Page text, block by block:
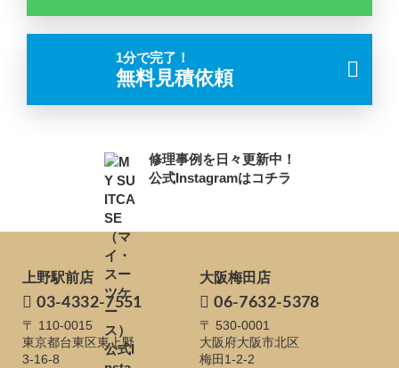
1分で完了！
無料見積依頼
修理事例を日々更新中！
公式Instagramはコチラ
上野駅前店
03-4332-7551
〒 110-0015
東京都台東区東上野
3-16-8
大阪梅田店
06-7632-5378
〒 530-0001
大阪府大阪市北区
梅田1-2-2